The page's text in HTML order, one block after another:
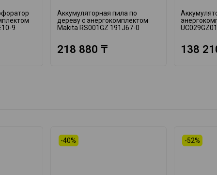
9
Аккумуляторная пила по
дереву с энергокомплектом
Makita RS001GZ 191J67-0
218 880 ₸ 138
-40% -52%